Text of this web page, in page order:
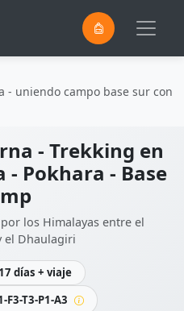
- uniendo campo base sur con
- Trekking en
- Pokhara - Base
los Himalayas entre el
el Dhaulagiri
17 días + viaje
F3-T3-P1-A3